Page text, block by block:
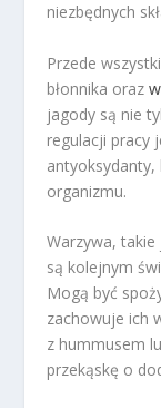
niezbędnych
Przede
błonnika oraz
jagody są nie
regulacji pracy
antyoksydanty,
organizmu.
Warzywa,
są kolejnym
Mogą być
zachowuje ich
z hummusem
przekąskę o